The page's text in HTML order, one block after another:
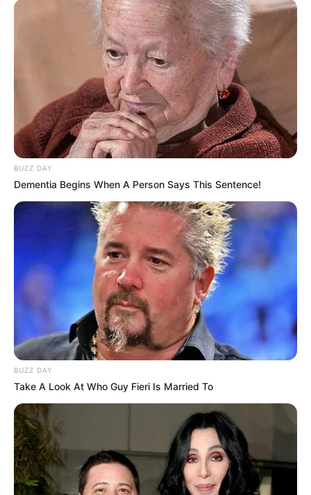
BUZZ DAY
Dementia Begins When A Person Says This Sentence!
BUZZ DAY
Take A Look At Who Guy Fieri Is Married To